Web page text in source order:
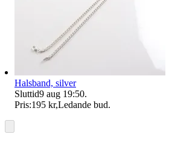
Halsband, silver
Sluttid9 aug 19:50.
Pris:195 kr,Ledande bud.